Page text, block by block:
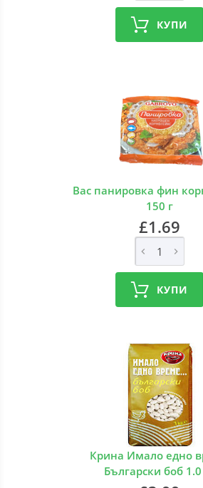
КУПИ
Вас панировка фин
150 г
£1.69
КУПИ
Крина Имало едно
Български боб 1.0